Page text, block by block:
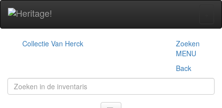
Collectie Van Herck
Zoeken
MENU
Back